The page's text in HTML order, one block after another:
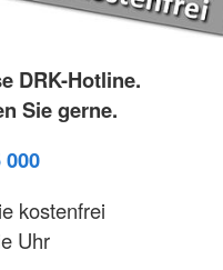
DRK-Hotline.
Sie gerne.
000
kostenfrei
Uhr